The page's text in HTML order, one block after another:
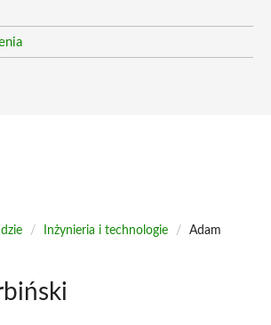
/ Inżynieria i technologie /
Adam